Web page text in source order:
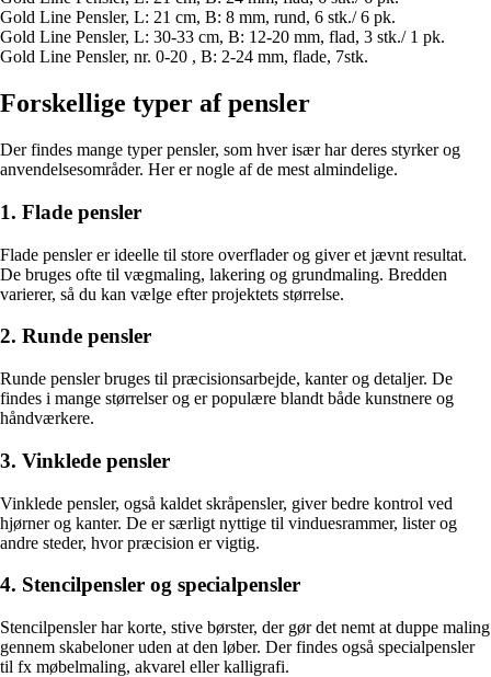
Gold Line Pensler, L: 21 cm, B: 8 mm, rund, 6 stk./ 6 pk.
Gold Line Pensler, L: 30-33 cm, B: 12-20 mm, flad, 3 stk./ 1 pk.
Gold Line Pensler, nr. 0-20 , B: 2-24 mm, flade, 7stk.
Forskellige typer af pensler
Der findes mange typer pensler, som hver især har deres styrker og
anvendelsesområder. Her er nogle af de mest almindelige.
1. Flade pensler
Flade pensler er ideelle til store overflader og giver et jævnt resultat.
De bruges ofte til vægmaling, lakering og grundmaling. Bredden
varierer, så du kan vælge efter projektets størrelse.
2. Runde pensler
Runde pensler bruges til præcisionsarbejde, kanter og detaljer. De
findes i mange størrelser og er populære blandt både kunstnere og
håndværkere.
3. Vinklede pensler
Vinklede pensler, også kaldet skråpensler, giver bedre kontrol ved
hjørner og kanter. De er særligt nyttige til vinduesrammer, lister og
andre steder, hvor præcision er vigtig.
4. Stencilpensler og specialpensler
Stencilpensler har korte, stive børster, der gør det nemt at duppe maling
gennem skabeloner uden at den løber. Der findes også specialpensler
til fx møbelmaling, akvarel eller kalligrafi.